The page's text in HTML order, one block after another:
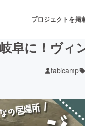
プロジェクトを掲
音楽
阜に！ヴィ
tabicamp